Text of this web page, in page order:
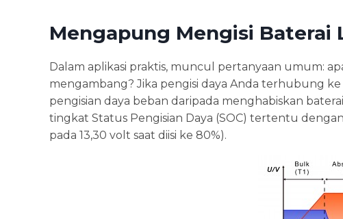
Mengapung Mengisi Baterai
Dalam aplikasi praktis, muncul pertanyaan umum:
mengambang? Jika pengisi daya Anda terhubung
pengisian daya beban daripada menghabiskan
tingkat Status Pengisian Daya (SOC) tertentu
pada 13,30 volt saat diisi ke 80%).